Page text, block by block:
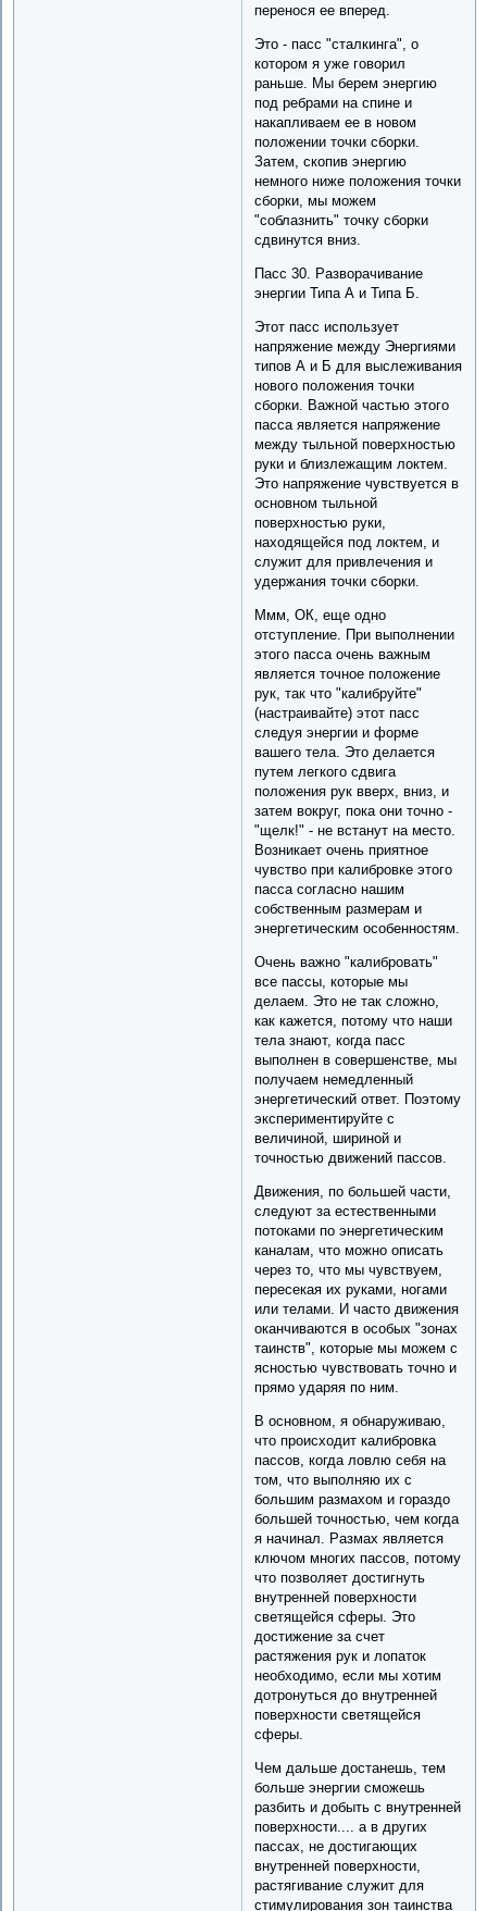
перенося ее вперед.
Это - пасс "сталкинга", о
котором я уже говорил
раньше. Мы берем энергию
под ребрами на спине и
накапливаем ее в новом
положении точки сборки.
Затем, скопив энергию
немного ниже положения точки
сборки, мы можем
"соблазнить" точку сборки
сдвинутся вниз.
Пасс 30. Разворачивание
энергии Типа А и Типа Б.
Этот пасс использует
напряжение между Энергиями
типов А и Б для выслеживания
нового положения точки
сборки. Важной частью этого
пасса является напряжение
между тыльной поверхностью
руки и близлежащим локтем.
Это напряжение чувствуется в
основном тыльной
поверхностью руки,
находящейся под локтем, и
служит для привлечения и
удержания точки сборки.
Ммм, ОК, еще одно
отступление. При выполнении
этого пасса очень важным
является точное положение
рук, так что "калибруйте"
(настраивайте) этот пасс
следуя энергии и форме
вашего тела. Это делается
путем легкого сдвига
положения рук вверх, вниз, и
затем вокруг, пока они точно -
"щелк!" - не встанут на место.
Возникает очень приятное
чувство при калибровке этого
пасса согласно нашим
собственным размерам и
энергетическим особенностям.
Очень важно "калибровать"
все пассы, которые мы
делаем. Это не так сложно,
как кажется, потому что наши
тела знают, когда пасс
выполнен в совершенстве, мы
получаем немедленный
энергетический ответ. Поэтому
экспериментируйте с
величиной, шириной и
точностью движений пассов.
Движения, по большей части,
следуют за естественными
потоками по энергетическим
каналам, что можно описать
через то, что мы чувствуем,
пересекая их руками, ногами
или телами. И часто движения
оканчиваются в особых "зонах
таинств", которые мы можем с
ясностью чувствовать точно и
прямо ударяя по ним.
В основном, я обнаруживаю,
что происходит калибровка
пассов, когда ловлю себя на
том, что выполняю их с
большим размахом и гораздо
большей точностью, чем когда
я начинал. Размах является
ключом многих пассов, потому
что позволяет достигнуть
внутренней поверхности
светящейся сферы. Это
достижение за счет
растяжения рук и лопаток
необходимо, если мы хотим
дотронуться до внутренней
поверхности светящейся
сферы.
Чем дальше достанешь, тем
больше энергии сможешь
разбить и добыть с внутренней
поверхности.... а в других
пассах, не достигающих
внутренней поверхности,
растягивание служит для
стимулирования зон таинства